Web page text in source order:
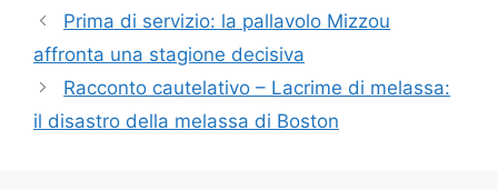
Prima di servizio: la pallavolo Mizzou
affronta una stagione decisiva
Racconto cautelativo – Lacrime di melassa:
il disastro della melassa di Boston